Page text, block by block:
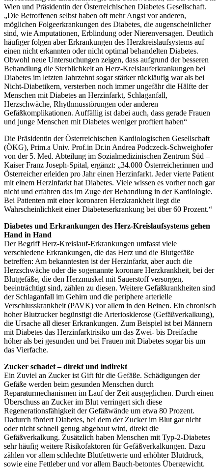
Wien und Präsidentin der Österreichischen Diabetes Gesellschaft.
„Die Betroffenen selbst haben oft mehr Angst vor anderen,
möglichen Folgeerkrankungen des Diabetes, die augenscheinlicher
sind, wie Amputationen, Erblindung oder Nierenversagen. Deutlich
häufiger folgen aber Erkrankungen des Herzkreislaufsystems auf
einen nicht erkannten oder nicht optimal behandelten Diabetes.
Obwohl neue Untersuchungen zeigen, dass aufgrund der besseren
Behandlung die Sterblichkeit an Herz-Kreislauferkrankungen bei
Diabetes im letzten Jahrzehnt sogar stärker rückläufig war als bei
Nicht-Diabetikern, versterben noch immer ungefähr die Hälfte der
Menschen mit Diabetes an Herzinfarkt, Schlaganfall,
Herzschwäche, Rhythmusstörungen oder anderen
Gefäßkomplikationen. Auffällig ist dabei auch, dass gerade Frauen
und junge Menschen mit Diabetes weniger proftiert haben“
Die Präsidentin der Österreichischen Kardiologischen Gesellschaft
(ÖKG), Prim.a Univ. Prof.in Dr.in Andrea Podczeck-Schweighofer
von der 5. Med. Abteilung im Sozialmedizinischen Zentrum Süd –
Kaiser Franz Joseph-Spital, ergänzt: „34.000 Österreicherinnen und
Österreicher erleiden pro Jahr einen Herzinfarkt. Jeder vierte Patient
mit einem Herzinfarkt hat Diabetes. Viele wissen es vorher noch gar
nicht und erfahren das im Zuge der Behandlung in der Kardiologie.
Bei Patienten mit einer koronaren Herzkrankheit liegt die
Wahrscheinlichkeit einer Diabeteserkrankung bei über 60 Prozent.“
Diabetes und Erkrankungen des Herz-Kreislaufsystems gehen
Hand in Hand
Der Begriff Herz-Kreislauf-Erkrankungen umfasst viele
verschiedene Erkrankungen, die das Herz und die Blutgefäße
betreffen: Am bekanntesten ist der Herzinfarkt, aber auch die
Herzschwäche oder die sogenannte koronare Herzkrankheit, bei der
Blutgefäße, die den Herzmuskel mit Sauerstoff versorgen,
beeinträchtigt sind, zählen zu diesen. Weitere Gefäßkrankheiten sind
der Schlaganfall im Gehirn und die periphere arterielle
Verschlusskrankheit (PAVK) vor allem in den Beinen. Ein chronisch
hoher Blutzucker begünstigt die Arteriosklerose (Gefäßverkalkung),
die Ursache all dieser Erkrankungen. Zum Beispiel ist bei Männern
mit Diabetes das Herzinfarktrisiko um das Zwei- bis Dreifache
höher als bei gesunden und bei Frauen mit Diabetes sogar bis um
das Vierfache.
Zucker schadet – direkt und indirekt
Ein Zuviel an Zucker ist Gift für die Gefäße. Schädigungen der
Gefäße werden beim gesunden Menschen durch
Reparaturmechanismen im Lauf der Zeit ausgeglichen. Durch einen
Überschuss an Zucker im Blut verringert sich diese
Regenerationsfähigkeit der Gefäßwände um etwa 80 Prozent.
Dadurch fördert Diabetes, bei dem der Zucker im Blut gar nicht
oder nicht schnell genug abgebaut wird, direkt die
Gefäßverkalkung. Zusätzlich haben Menschen mit Typ-2-Diabetes
sehr häufig weitere Risikofaktoren für Gefäßverkalkungen. Dazu
zählen vor allem schlechte Blutfettwerte und erhöhter Blutdruck,
sowie eine Fettleber und vor allem Bauch-betontes Übergewicht.